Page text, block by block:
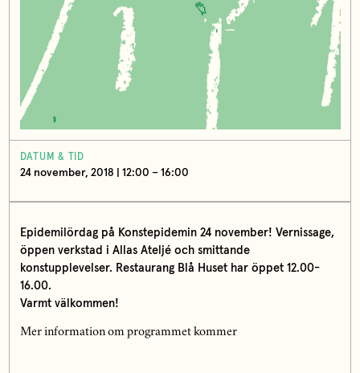
DATUM & TID
24 november, 2018 | 12:00 – 16:00
Epidemilördag på Konstepidemin 24 november! Vernissage,
öppen verkstad i Allas Ateljé och smittande
konstupplevelser. Restaurang Blå Huset har öppet 12.00-
16.00.
Varmt välkommen!
Mer information om programmet kommer